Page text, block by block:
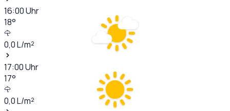
16:00Uhr
18°
0,0L/m²
17:00Uhr
17°
0,0L/m²